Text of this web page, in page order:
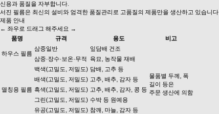
신용과 품질 을 자부합니다.
서진 필름은 최신의 설비와 엄격한 품질관리로 고품질의 제품만을 생산하고 있습니
제품 안내
← 좌우로 드래그 해주세요 →
품명
규격 용도 비고
하우스 필름
삼중일반 잎담배 건조
물품별 두께, 폭
길이 등은
주문 생산에 의함
삼중·장수·보온·무적 육묘, 농작물 재배
멸칭용 필름
백색(고밀도, 저밀도) 담배, 고추 등
배색(고밀도, 저밀도) 고추, 배추, 감자 등
흑색(고밀도, 저밀도) 고추, 배추, 감자, 콩 등
그린(고밀도, 저밀도) 수박 등 원예용
유공(고밀도, 저밀도) 참깨, 마늘, 감자 등